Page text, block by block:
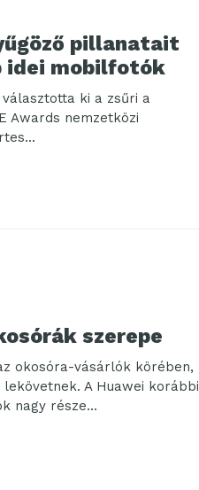
pillanatait
idei mobilfotók
ki a zsűri a
Awards nemzetközi
szerepe
okosóra-vásárlók körében,
A Huawei korábbi
nagy része...